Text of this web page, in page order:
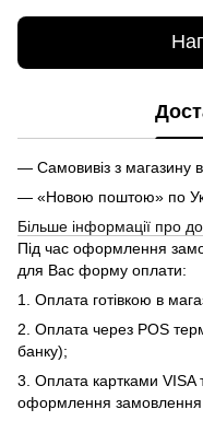
— Самовивіз з магазину
— «Новою поштою» по
Більше інформації про
Під час оформлення
для Вас форму оплати:
1. Оплата готівкою в
2. Оплата через POS
банку);
3. Оплата картками VISA
оформлення